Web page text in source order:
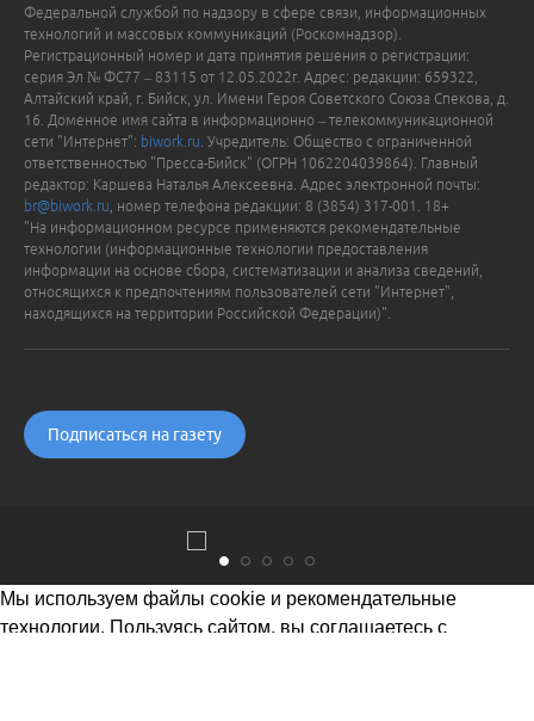
Федеральной службой по надзору в сфере связи, информационных
технологий и массовых коммуникаций (Роскомнадзор).
Регистрационный номер и дата принятия решения о регистрации:
серия Эл № ФС77 – 83115 от 12.05.2022г. Адрес: редакции: 659322,
Алтайский край, г. Бийск, ул. Имени Героя Советского Союза Спекова, д.
16. Доменное имя сайта в информационно – телекоммуникационной
сети "Интернет": biwork.ru . Учредитель: Общество с ограниченной
ответственностью "Пресса-Бийск" (ОГРН 1062204039864). Главный
редактор: Каршева Наталья Алексеевна. Адрес электронной почты:
br@biwork.ru , номер телефона редакции: 8 (3854) 317-001. 18+
"На информационном ресурсе применяются рекомендательные
технологии (информационные технологии предоставления
информации на основе сбора, систематизации и анализа сведений,
относящихся к предпочтениям пользователей сети "Интернет",
находящихся на территории Российской Федерации)".
Подписаться на газету
Мы используем файлы cookie и рекомендательные
технологии. Пользуясь сайтом, вы соглашаетесь с